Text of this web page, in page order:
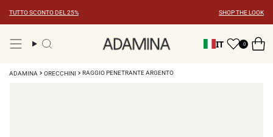
contenuto
TUTTO SCONTO DEL 25% SHOP THE LOOK
Ricerca IT 0
ADAMINA ORECCHINI RAGGIO PENETRANTE ARGENTO